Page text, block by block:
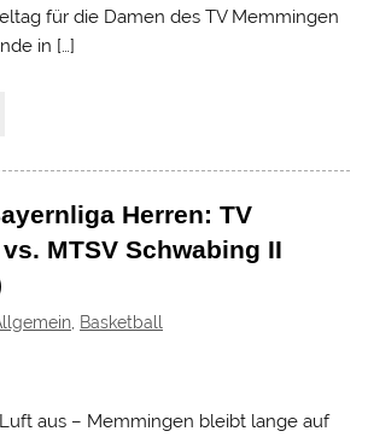
für die Damen des TV Memmingen
in […]
Herren: TV
MTSV Schwabing II
, Basketball
aus – Memmingen bleibt lange auf